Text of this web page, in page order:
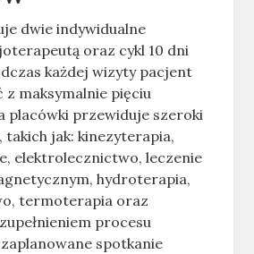
dwie indywidualne
oraz cykl 10 dni
każdej wizyty pacjent
z maksymalnie pięciu
placówki przewiduje szeroki
jak: kinezyterapia,
elektrolecznictwo, leczenie
hydroterapia,
termoterapia oraz
procesu
spotkanie